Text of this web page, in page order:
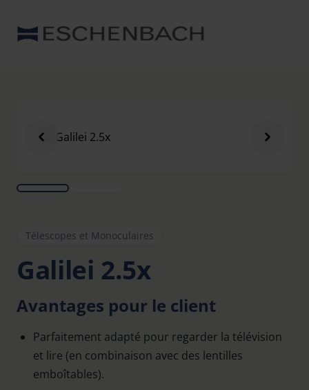
Télescopes et Monoculaires
Galilei 2.5x
Avantages pour le client
Parfaitement adapté pour regarder la télévision
et lire (en combinaison avec des lentilles
emboîtables).